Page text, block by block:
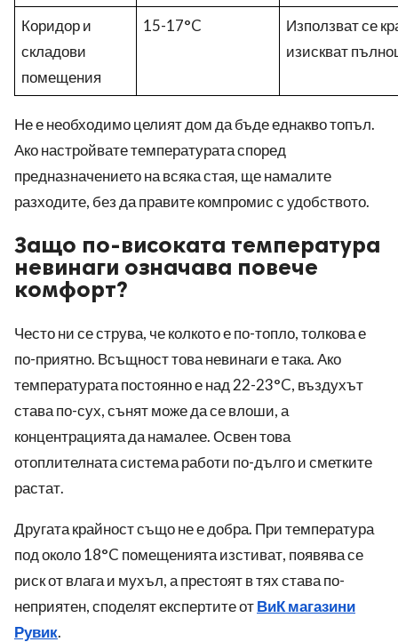
Коридор и
складови
помещения
15-17°C
Използват се
изискват
Не е необходимо целият дом да бъде еднакво топъл.
Ако настройвате температурата според
предназначението на всяка стая, ще намалите
разходите, без да правите компромис с удобството.
Защо по-високата температура
невинаги означава повече
комфорт?
Често ни се струва, че колкото е по-топло, толкова е
по-приятно. Всъщност това невинаги е така. Ако
температурата постоянно е над 22-23°C, въздухът
става по-сух, сънят може да се влоши, а
концентрацията да намалее. Освен това
отоплителната система работи по-дълго и сметките
растат.
Другата крайност също не е добра. При температура
под около 18°C помещенията изстиват, появява се
риск от влага и мухъл, а престоят в тях става по-
неприятен, споделят експертите отВиК магазини
Рувик.